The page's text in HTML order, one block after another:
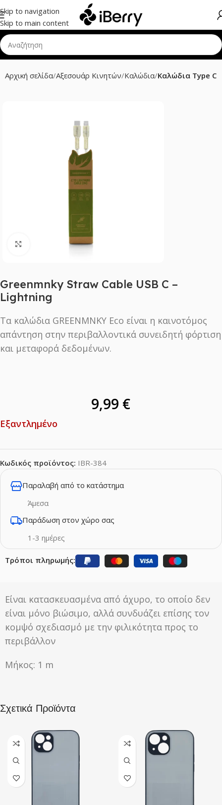
Skip to navigation
Skip to main content
Αρχική σελίδα Αξεσουάρ Κινητών Καλώδια Καλώδια Type C
Click to enlarge
Greenmnky Straw Cable USB C –
Lightning
Τα καλώδια GREENMNKY Eco είναι η καινοτόμος
απάντηση στην περιβαλλοντικά συνειδητή φόρτιση
και μεταφορά δεδομένων.
9,99 €
Εξαντλημένο
Κωδικός προϊόντος: IBR-384
Παραλαβή από το κατάστημα
Άμεσα
Παράδωση στον χώρο σας
1-3 ημέρες
Τρόποι πληρωμής:
Eίναι κατασκευασμένα από άχυρο, το οποίο δεν
είναι μόνο βιώσιμο, αλλά συνδυάζει επίσης τον
κομψό σχεδιασμό με την φιλικότητα προς το
περιβάλλον
Μήκος: 1 m
Σχετικά Προϊόντα